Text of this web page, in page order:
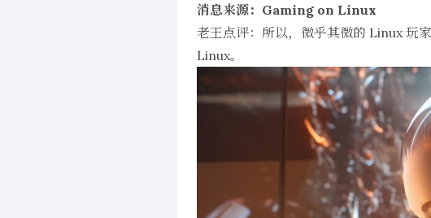
消息来源：Gaming on Linux
老王点评：所以，微乎其微的 Linux 玩
Linux。